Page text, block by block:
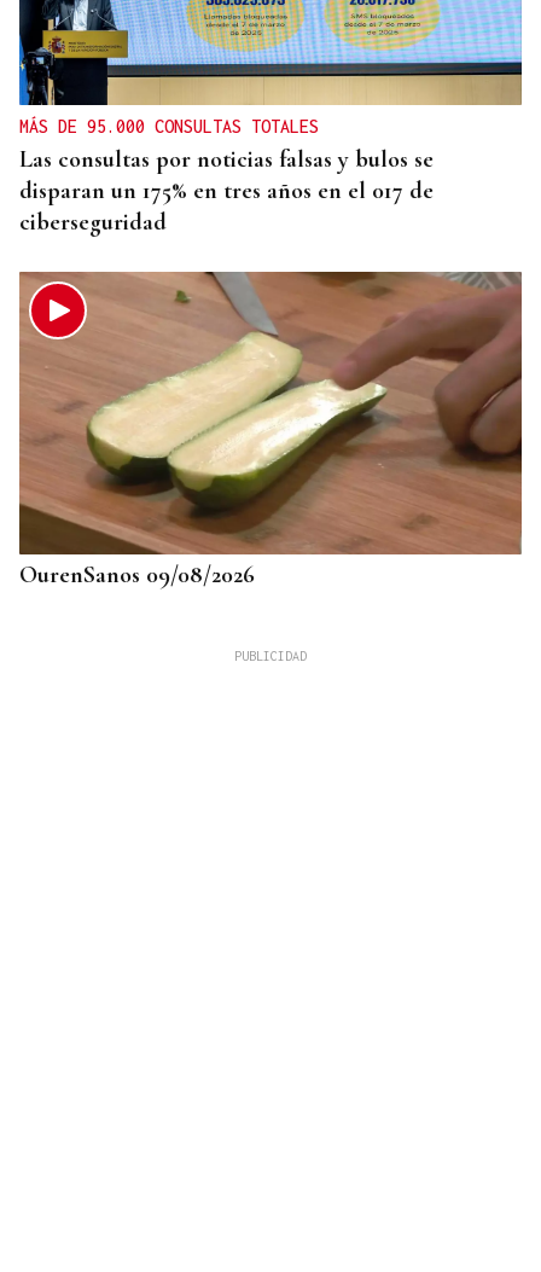
MÁS DE 95.000 CONSULTAS TOTALES
Las consultas por noticias falsas y bulos se
disparan un 175% en tres años en el 017 de
ciberseguridad
OurenSanos 09/08/2026